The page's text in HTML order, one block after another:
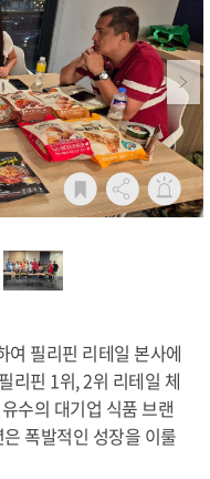
Next
필리핀 리테일 본사에
리핀 1위, 2위 리테일 체
수의 대기업 식품 브랜
폭발적인 성장을 이룰